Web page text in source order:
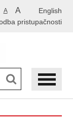
English
A A
pristupačnosti